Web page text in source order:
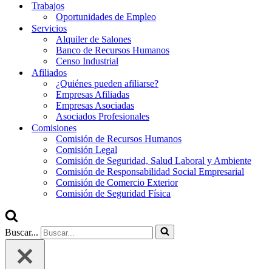
Trabajos
Oportunidades de Empleo
Servicios
Alquiler de Salones
Banco de Recursos Humanos
Censo Industrial
Afiliados
¿Quiénes pueden afiliarse?
Empresas Afiliadas
Empresas Asociadas
Asociados Profesionales
Comisiones
Comisión de Recursos Humanos
Comisión Legal
Comisión de Seguridad, Salud Laboral y Ambiente
Comisión de Responsabilidad Social Empresarial
Comisión de Comercio Exterior
Comisión de Seguridad Física
Buscar...